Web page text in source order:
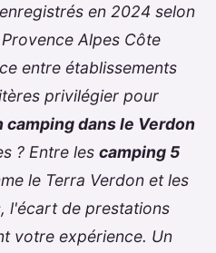
en 2024 selon
Alpes Côte
entre établissements
privilégier pour
dans le Verdon
? Entre les camping 5
le Terra Verdon et les
l'écart de prestations
votre expérience. Un